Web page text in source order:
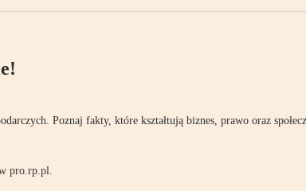
Poznaj fakty, które kształtują biznes, prawo oraz
pro.rp.pl.